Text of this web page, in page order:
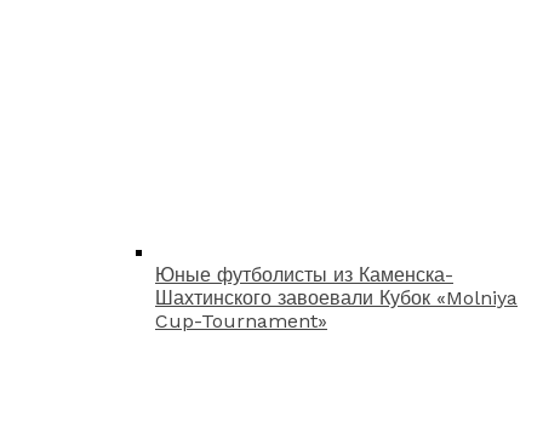
Юные футболисты из Каменска-
Шахтинского завоевали Кубок «Molniya
Cup-Tournament»